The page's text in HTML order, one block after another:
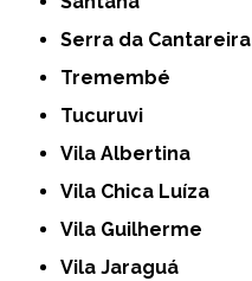
Serra da Cantareira
Tremembé
Tucuruvi
Vila Albertina
Vila Chica Luíza
Vila Guilherme
Vila Jaraguá